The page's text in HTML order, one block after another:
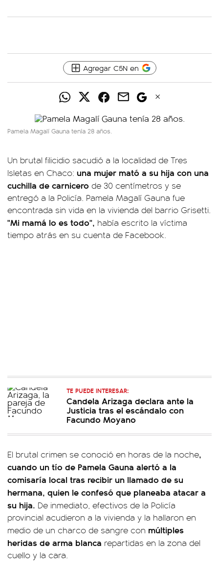
Agregar C5N en
Pamela Magalí Gauna tenía 28 años.
Un brutal filicidio sacudió a la localidad de Tres
Isletas en Chaco: una mujer mató a su hija con una
cuchilla de carnicero de 30 centímetros y se
entregó a la Policía. Pamela Magalí Gauna fue
encontrada sin vida en la vivienda del barrio Grisetti.
"Mi mamá lo es todo", había escrito la víctima
tiempo atrás en su cuenta de Facebook.
TE PUEDE INTERESAR:
Candela Arizaga declara ante la
Justicia tras el escándalo con
Facundo Moyano
El brutal crimen se conoció en horas de la noche,
cuando un tío de Pamela Gauna alertó a la
comisaría local tras recibir un llamado de su
hermana, quien le confesó que planeaba atacar a
su hija. De inmediato, efectivos de la Policía
provincial acudieron a la vivienda y la hallaron en
medio de un charco de sangre con múltiples
heridas de arma blanca repartidas en la zona del
cuello y la cara.